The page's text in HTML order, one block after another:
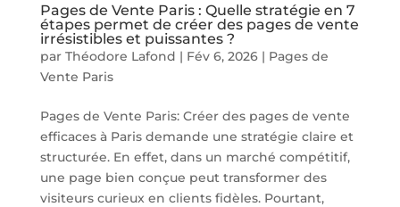
Pages de Vente Paris : Quelle stratégie en 7
étapes permet de créer des pages de vente
irrésistibles et puissantes ?
par Théodore Lafond | Fév 6, 2026| Pages de
Vente Paris
Pages de Vente Paris: Créer des pages de vente
efficaces à Paris demande une stratégie claire et
structurée. En effet, dans un marché compétitif,
une page bien conçue peut transformer des
visiteurs curieux en clients fidèles. Pourtant,